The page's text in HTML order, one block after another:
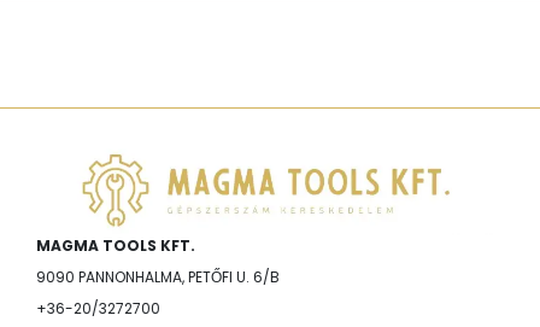
MAGMA TOOLS KFT.
9090 PANNONHALMA, PETŐFI U. 6/B
+36-20/3272700